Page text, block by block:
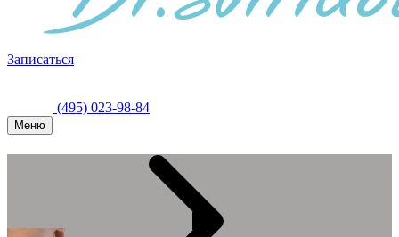
Записаться
(495) 023-98-84
Меню